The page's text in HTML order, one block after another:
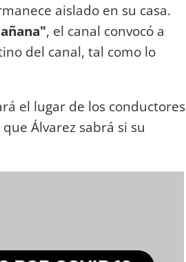
aislado en su casa.
, el canal convocó a
del canal, tal como lo
el lugar de los conductores
Álvarez sabrá si su